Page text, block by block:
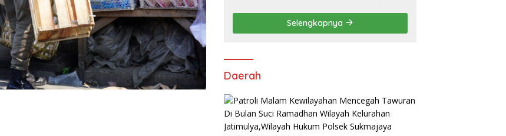
dan Tanam Ribuan Pohon
di Jonggol
Selengkapnya
Daerah